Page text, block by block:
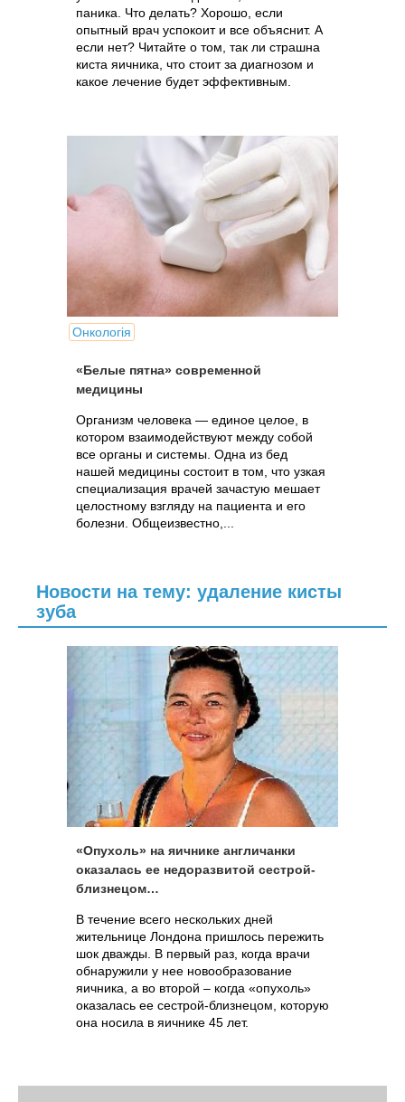
паника. Что делать? Хорошо, если
опытный врач успокоит и все объяснит. А
если нет? Читайте о том, так ли страшна
киста яичника, что стоит за диагнозом и
какое лечение будет эффективным.
Онкологія
«Белые пятна» современной
медицины
Организм человека — единое целое, в
котором взаимодействуют между собой
все органы и системы. Одна из бед
нашей медицины состоит в том, что узкая
специализация врачей зачастую мешает
целостному взгляду на пациента и его
болезни. Общеизвестно,...
Новости на тему: удаление кисты
зуба
«Опухоль» на яичнике англичанки
оказалась ее недоразвитой сестрой-
близнецом…
В течение всего нескольких дней
жительнице Лондона пришлось пережить
шок дважды. В первый раз, когда врачи
обнаружили у нее новообразование
яичника, а во второй – когда «опухоль»
оказалась ее сестрой-близнецом, которую
она носила в яичнике 45 лет.